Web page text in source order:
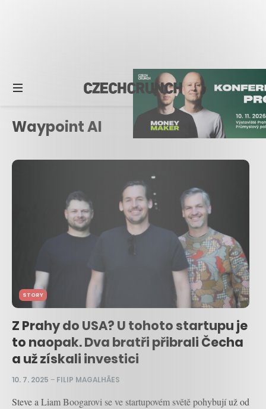
Waypoint AI
STORY
Z Prahy do USA? U tohoto startupu je
to naopak. Dva bratři přibrali Čecha
a už získali investici
10. 7. 2025 – FILIP MAGALHÃES
Steve a Liam Boogarovi se ve startupovém světě pohybují už od